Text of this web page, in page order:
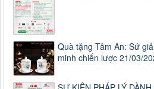
Quà tặng Tâm An: Sứ
minh chiến lược 21/03/